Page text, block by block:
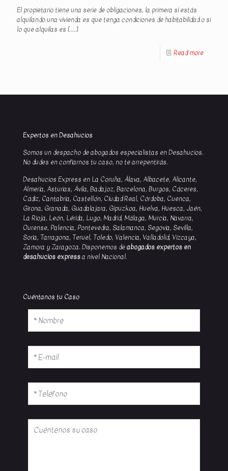
El propietario tiene una serie de obligaciones, la primera si estás
alquilando una vivienda es que tenga condiciones de habitabilidad o si
lo que alquilas es […]
Read more
Expertos en Desahucios
Somos un despacho de abogados especialistas en Desahucios.
No dudes en confiarnos tu caso, no te arrepentirás.
Desahucios Express en La Coruña, Álava, Albacete, Alicante,
Almería, Asturias, Ávila, Badajoz, Barcelona, Burgos, Cáceres,
Cádiz, Cantabria, Castellón, Ciudad Real, Córdoba, Cuenca,
Girona, Granada, Guadalajara, Gipuzkoa, Huelva, Huesca, Jaén,
La Rioja, León, Lérida, Lugo, Madrid, Málaga, Murcia, Navarra,
Ourense, Palencia, Pontevedra, Salamanca, Segovia, Sevilla,
Soria, Tarragona, Teruel, Toledo, Valencia, Valladolid, Vizcaya,
Zamora y Zaragoza. Disponemos deabogados expertos en
desahucios expressa nivel Nacional.
Cuéntanos tu Caso